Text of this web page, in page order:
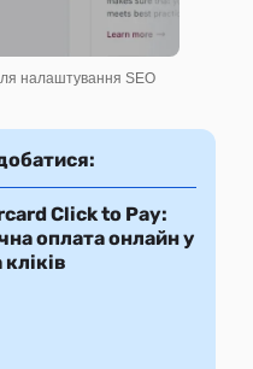
налаштування SEO
Click to Pay:
оплата онлайн у
кліків